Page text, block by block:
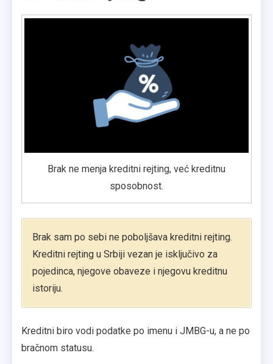
Brak ne menja kreditni rejting, već kreditnu
sposobnost.
Brak sam po sebi ne poboljšava kreditni rejting.
Kreditni rejting u Srbiji vezan je isključivo za
pojedinca, njegove obaveze i njegovu kreditnu
istoriju.
Kreditni biro vodi podatke po imenu i JMBG-u, a ne po
bračnom statusu.